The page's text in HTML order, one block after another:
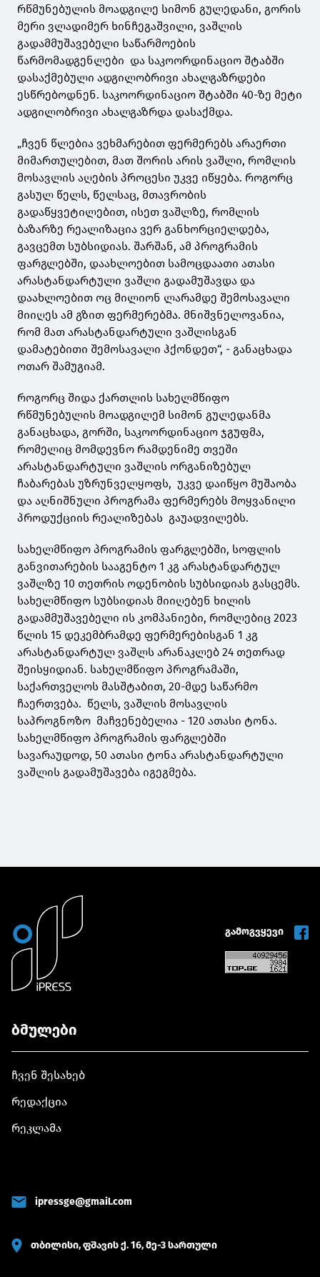
რწმუნებულის მოადგილე სიმონ გულედანი, გორის
მერი ვლადიმერ ხინჩეგაშვილი, ვაშლის
გადამმუშავებელი საწარმოების
წარმომადგენლები და საკოორდინაციო შტაბში
დასაქმებული ადგილობრივი ახალგაზრდები
ესწრებოდნენ. საკოორდინაციო შტაბში 40-ზე მეტი
ადგილობრივი ახალგაზრდა დასაქმდა.
„ჩვენ წლებია ვეხმარებით ფერმერებს არაერთი
მიმართულებით, მათ შორის არის ვაშლი, რომლის
მოსავლის აღების პროცესი უკვე იწყება. როგორც
გასულ წელს, წელსაც, მთავრობის
გადაწყვეტილებით, ისეთ ვაშლზე, რომლის
ბაზარზე რეალიზაცია ვერ განხორციელდება,
გავცემთ სუბსიდიას. შარშან, ამ პროგრამის
ფარგლებში, დაახლოებით სამოცდაათი ათასი
არასტანდარტული ვაშლი გადამუშავდა და
დაახლოებით ოც მილიონ ლარამდე შემოსავალი
მიიღეს ამ გზით ფერმერებმა. მნიშვნელოვანია,
რომ მათ არასტანდარტული ვაშლისგან
დამატებითი შემოსავალი ჰქონდეთ“, - განაცხადა
ოთარ შამუგიამ.
როგორც შიდა ქართლის სახელმწიფო
რწმუნებულის მოადგილემ სიმონ გულედანმა
განაცხადა, გორში, საკოორდინაციო ჯგუფმა,
რომელიც მომდევნო რამდენიმე თვეში
არასტანდარტული ვაშლის ორგანიზებულ
ჩაბარებას უზრუნველყოფს, უკვე დაიწყო მუშაობა
და აღნიშნული პროგრამა ფერმერებს მოყვანილი
პროდუქციის რეალიზებას გაუადვილებს.
სახელმწიფო პროგრამის ფარგლებში, სოფლის
განვითარების სააგენტო 1 კგ არასტანდარტულ
ვაშლზე 10 თეთრის ოდენობის სუბსიდიას გასცემს.
სახელმწიფო სუბსიდიას მიიღებენ ხილის
გადამმუშავებელი ის კომპანიები, რომლებიც 2023
წლის 15 დეკემბრამდე ფერმერებისგან 1 კგ
არასტანდარტულ ვაშლს არანაკლებ 24 თეთრად
შეისყიდიან. სახელმწიფო პროგრამაში,
საქართველოს მასშტაბით, 20-მდე საწარმო
ჩაერთვება. წელს, ვაშლის მოსავლის
საპროგნოზო მაჩვენებელია - 120 ათასი ტონა.
სახელმწიფო პროგრამის ფარგლებში
სავარაუდოდ, 50 ათასი ტონა არასტანდარტული
ვაშლის გადამუშავება იგეგმება.
გამოგვყევი
ბმულები
ჩვენ შესახებ
რედაქცია
რეკლამა
ipressge@gmail.com
თბილისი, ფშავის ქ. 16, მე-3 სართული